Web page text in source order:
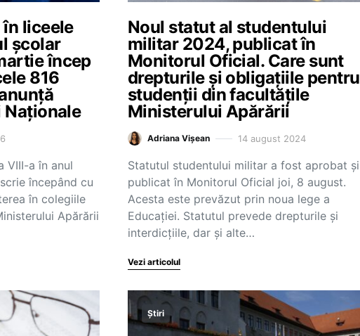
liceele
școlar
încep
816
VIII-a în anul
începând cu
în colegiile
Apărării
Noul statut al studentului
militar 2024, publicat în
Monitorul Oficial. Care sunt
drepturile și obligațiile pentru
studenții din facultățile
Ministerului Apărării
Adriana Vișean 14 august 2024
Statutul studentului militar a fost aprobat și
publicat în Monitorul Oficial joi, 8 august.
Acesta este prevăzut prin noua lege a
Educației. Statutul prevede drepturile și
interdicțiile, dar și alte…
Vezi articolul
Știri